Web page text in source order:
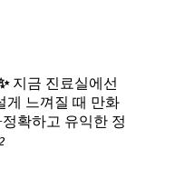
지금 진료실에선
게 느껴질 때 만화
확하고 유익한 정